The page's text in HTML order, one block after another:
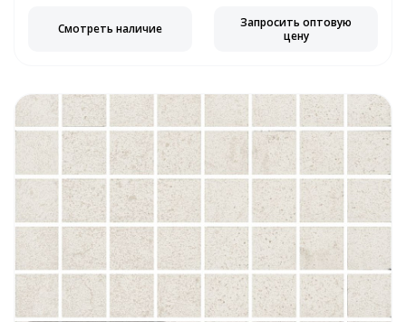
Смотреть наличие
Запросить оптовую
цену